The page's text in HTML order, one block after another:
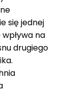
się jednej
na
drugiego